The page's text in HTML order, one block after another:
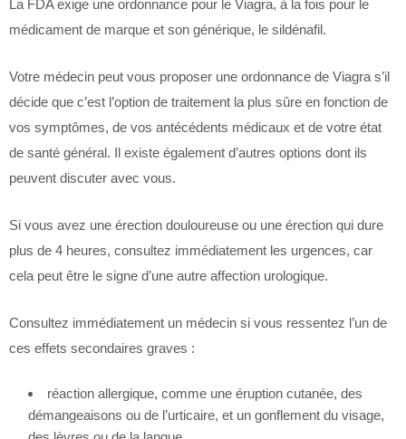
La FDA exige une ordonnance pour le Viagra, à la fois pour le
médicament de marque et son générique, le sildénafil.
Votre médecin peut vous proposer une ordonnance de Viagra s’il
décide que c’est l’option de traitement la plus sûre en fonction de
vos symptômes, de vos antécédents médicaux et de votre état
de santé général. Il existe également d’autres options dont ils
peuvent discuter avec vous.
Si vous avez une érection douloureuse ou une érection qui dure
plus de 4 heures, consultez immédiatement les urgences, car
cela peut être le signe d’une autre affection urologique.
Consultez immédiatement un médecin si vous ressentez l’un de
ces effets secondaires graves :
réaction allergique, comme une éruption cutanée, des
démangeaisons ou de l’urticaire, et un gonflement du visage,